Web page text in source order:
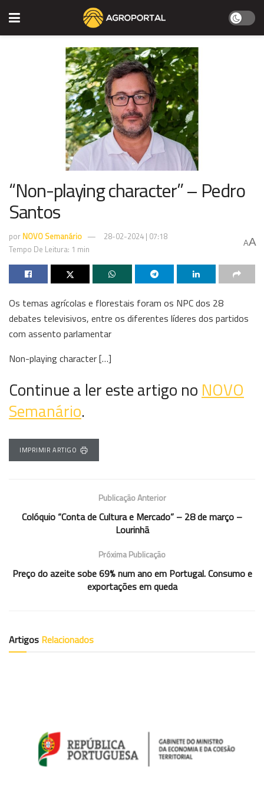
“Non-playing character” – Pedro
Santos
por NOVO Semanário
28-02-2024 | 07:18
Tempo De Leitura: 1 min
AA
Os temas agrícolas e florestais foram os NPC dos 28
debates televisivos, entre os diferentes líderes dos partidos
com assento parlamentar
Non-playing character […]
Continue a ler este artigo noNOVO
Semanário.
IMPRIMIR ARTIGO
Publicação Anterior
Colóquio “Conta de Cultura e Mercado” – 28 de março –
Lourinhã
Próxima Publicação
Preço do azeite sobe 69% num ano em Portugal. Consumo e
exportações em queda
Artigos Relacionados